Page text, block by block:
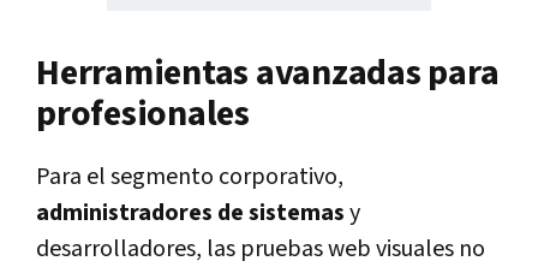
Herramientas avanzadas para
profesionales
Para el segmento corporativo,
administradores de sistemasy
desarrolladores, las pruebas web visuales no